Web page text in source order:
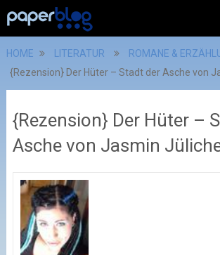
HOME LITERATUR
ROMANE &
{Rezension} Der Hüter – Stadt der Asche von
{Rezension} Der Hüter –
Asche von Jasmin